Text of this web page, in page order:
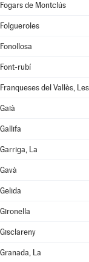
Fogars de Montclús
Folgueroles
Fonollosa
Font-rubí
Franqueses del Vallès, Les
Gaià
Gallifa
Garriga, La
Gavà
Gelida
Gironella
Gisclareny
Granada, La